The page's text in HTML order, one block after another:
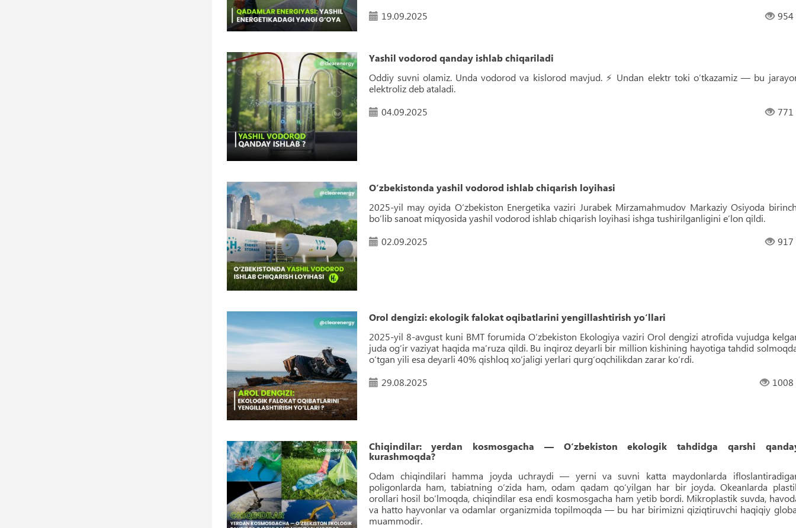
19.09.2025
954
Yashil vodorod qanday ishlab chiqariladi
Oddiy suvni olamiz. Unda vodorod va kislorod mavjud. ⚡️ Undan elektr toki o’tkazamiz — bu
elektroliz deb ataladi.
04.09.2025
771
O‘zbekistonda yashil vodorod ishlab chiqarish loyihasi
2025-yil may oyida O‘zbekiston Energetika vaziri Jurabek Mirzamahmudov Markaziy Osiyoda
bo‘lib sanoat miqyosida yashil vodorod ishlab chiqarish loyihasi ishga tushirilganligini e’lon qildi.
02.09.2025
917
Orol dengizi: ekologik falokat oqibatlarini yengillashtirish yo‘llari
2025-yil 8-avgust kuni BMT forumida O‘zbekiston Ekologiya vaziri Orol dengizi atrofida vujudga
juda og‘ir vaziyat haqida ma’ruza qildi. Bu inqiroz deyarli bir million kishining hayotiga tahdid
o‘tgan yili esa deyarli 40% qishloq xo‘jaligi yerlari qurg‘oqchilikdan zarar ko‘rdi.
29.08.2025
1008
Chiqindilar: yerdan kosmosgacha — O‘zbekiston ekologik tahdidga qarshi
kurashmoqda?
Odam chiqindilari hamma joyda uchraydi — yerni va suvni katta maydonlarda
poligonlarda ham, tabiatning o‘zida ham, odam qadam qo‘yilgan har bir joyda. Okeanlarda
orollari hosil bo‘lmoqda, chiqindilar esa endi kosmosgacha ham yetib bordi. Mikroplastik suvda,
va hatto hayvonlar va odamlar organizmida topilmoqda — bu har birimizni qiziqtiruvchi haqiqiy
muammodir.